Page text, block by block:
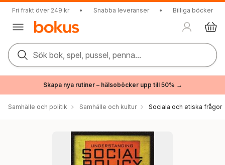
Fri frakt över 249 kr • Snabba leveranser • Billiga böcker
Sök bok, spel, pussel, penna...
Skapa nya rutiner – hälsoböcker upp till 50% →
Samhälle och politik Samhälle och kultur Sociala och etiska frågor